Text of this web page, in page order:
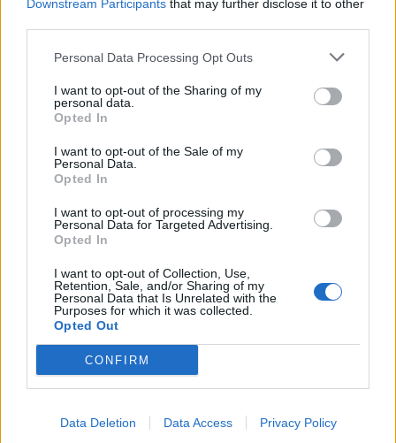
Downstream Participants that may further disclose it to other
Personal Data Processing Opt Outs
I want to opt-out of the Sharing of my
personal data.
Opted In
I want to opt-out of the Sale of my
Personal Data.
Opted In
I want to opt-out of processing my
Personal Data for Targeted Advertising.
Opted In
I want to opt-out of Collection, Use,
Retention, Sale, and/or Sharing of my
Personal Data that Is Unrelated with the
Purposes for which it was collected.
Opted Out
CONFIRM
Data Deletion Data Access Privacy Policy